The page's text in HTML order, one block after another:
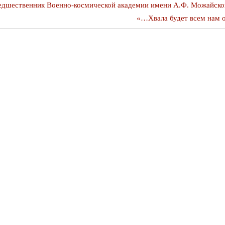
Военно-космической академии имени А.Ф.
Следующая
публикация
«…Хвала будет всем нам